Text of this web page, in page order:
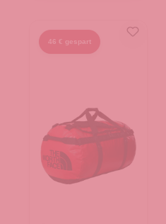
46 € gespart